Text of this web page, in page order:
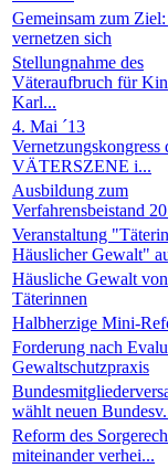
Gemeinsam zum
vernetzen sich
Stellungnahme des
Väteraufbruch für
Karl...
4. Mai ´13
Vernetzungskongress
VÄTERSZENE i...
Ausbildung zum
Verfahrensbeistand
Veranstaltung
Häuslicher Gewalt"
Häusliche Gewalt von
Täterinnen
Halbherzige Mini-
Forderung nach
Gewaltschutzpraxis
wählt neuen
Reform des
miteinander verhei...